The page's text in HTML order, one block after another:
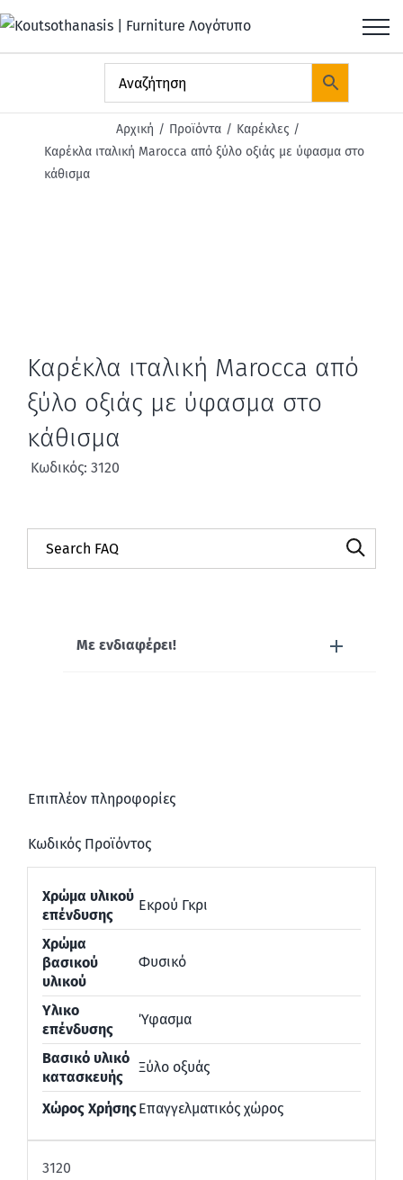
Μετάβαση
στο
Αρχική Προϊόντα
Καρέκλες
Καρέκλα ιταλική Marocca από ξύλο οξιάς με ύφασμα στο
κάθισμα
Καρέκλα ιταλική Marocca από
ξύλο οξιάς με ύφασμα στο
κάθισμα
Κωδικός: 3120
Με ενδιαφέρει!
Επιπλέον πληροφορίες
Κωδικός Προϊόντος
Χρώμα υλικού
επένδυσης
Εκρού Γκρι
Χρώμα
βασικού
υλικού
Φυσικό
Υλικο
επένδυσης
Ύφασμα
Βασικό υλικό
κατασκευής
Ξύλο οξυάς
Χώρος ΧρήσηςΕπαγγελματικός χώρος
3120